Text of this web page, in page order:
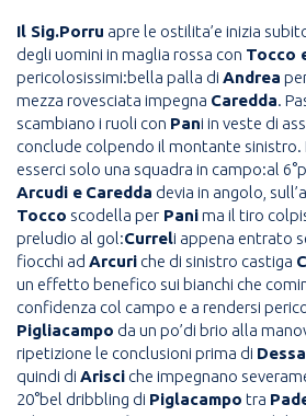
Il Sig.Porru apre le ostilita’e inizia
degli uomini in maglia rossa con Tocco
pericolosissimi:bella palla di Andrea
mezza rovesciata impegna Caredda.
scambiano i ruoli con Pani in veste di
conclude colpendo il montante sinistro.
esserci solo una squadra in campo:al
Arcudi e Caredda devia in angolo,
Tocco scodella per Panima il tiro
preludio al gol:Curreli appena entrato
fiocchi ad Arcuri che di sinistro castiga
un effetto benefico sui bianchi che
confidenza col campo e a rendersi
Pigliacampo da un po’di brio alla
ripetizione le conclusioni prima di
quindi di Arisci che impegnano
20°bel dribbling di Piglacampo tra